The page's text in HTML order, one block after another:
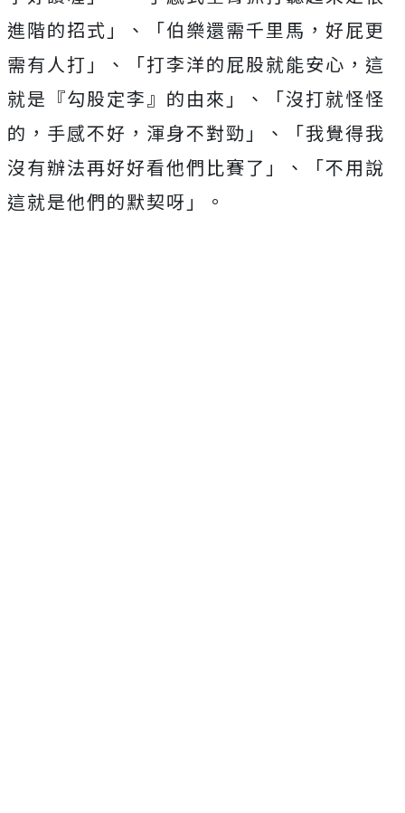
進階的招式」、「伯樂還需千里馬，好屁更
需有人打」、「打李洋的屁股就能安心，這
就是『勾股定李』的由來」、「沒打就怪怪
的，手感不好，渾身不對勁」、「我覺得我
沒有辦法再好好看他們比賽了」、「不用說
這就是他們的默契呀」。